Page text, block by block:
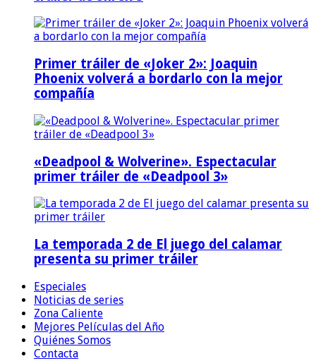
Primer tráiler de «Joker 2»: Joaquin
Phoenix volverá a bordarlo con la mejor
compañía
«Deadpool & Wolverine». Espectacular
primer tráiler de «Deadpool 3»
La temporada 2 de El juego del calamar
presenta su primer tráiler
Especiales
Noticias de series
Zona Caliente
Mejores Películas del Año
Quiénes Somos
Contacta